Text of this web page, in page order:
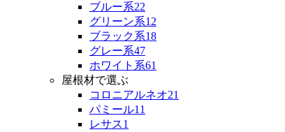
ブルー系22
グリーン系12
ブラック系18
グレー系47
ホワイト系61
屋根材で選ぶ
コロニアルネオ21
パミール11
レサス1